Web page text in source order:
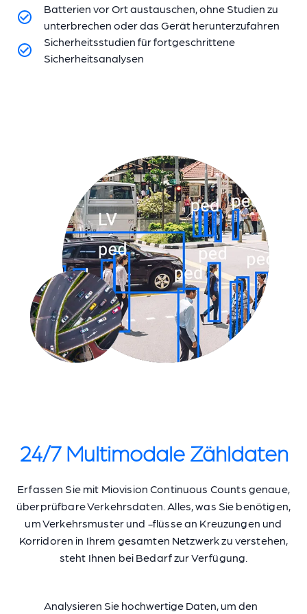
Batterien vor Ort austauschen, ohne Studien zu
unterbrechen oder das Gerät herunterzufahren
Sicherheitsstudien für fortgeschrittene
Sicherheitsanalysen
24/7 Multimodale Zähldaten
Erfassen Sie mit Miovision Continuous Counts genaue,
überprüfbare Verkehrsdaten. Alles, was Sie benötigen,
um Verkehrsmuster und -flüsse an Kreuzungen und
Korridoren in Ihrem gesamten Netzwerk zu verstehen,
steht Ihnen bei Bedarf zur Verfügung.
Analysieren Sie hochwertige Daten, um den